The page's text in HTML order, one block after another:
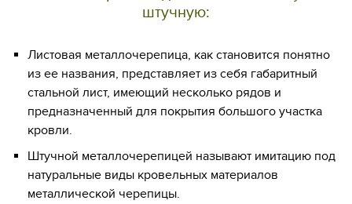
штучную:
Листовая металлочерепица, как становится понятно
из ее названия, представляет из себя габаритный
стальной лист, имеющий несколько рядов и
предназначенный для покрытия большого участка
кровли.
Штучной металлочерепицей называют имитацию под
натуральные виды кровельных материалов
металлической черепицы.